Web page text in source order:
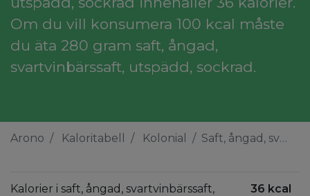
Om du vill konsumera 100 kcal måste
du äta 280 gram saft, ångad,
svartvinbärssaft, utspädd, sockrad.
Arono Kaloritabell Kolonial Saft, ångad, svartvinbärssaft, utspädd, sockrad
Kalorier i saft, ångad, svartvinbärssaft,
36 kcal